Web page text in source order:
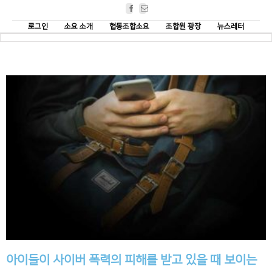
Facebook
로그인
소요 소개 협동조합소요 조합원 광장 뉴스레터
아이들이 사이버 폭력의 피해를 받고 있을 때 보이는